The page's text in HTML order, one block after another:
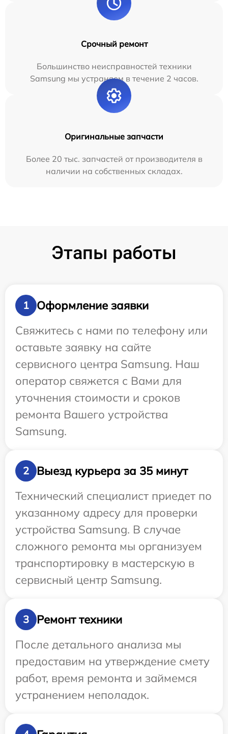
Срочный ремонт
Большинство неисправностей техники
Samsung мы устраняем в течение 2 часов.
Оригинальные запчасти
Более 20 тыс. запчастей от производителя в
наличии на собственных складах.
Этапы работы
1
Оформление заявки
Свяжитесь с нами по телефону или
оставьте заявку на сайте
сервисного центра Samsung. Наш
оператор свяжется с Вами для
уточнения стоимости и сроков
ремонта Вашего устройства
Samsung.
2
Выезд курьера за 35 минут
Технический специалист приедет по
указанному адресу для проверки
устройства Samsung. В случае
сложного ремонта мы организуем
транспортировку в мастерскую в
сервисный центр Samsung.
3
Ремонт техники
После детального анализа мы
предоставим на утверждение смету
работ, время ремонта и займемся
устранением неполадок.